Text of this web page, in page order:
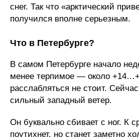
снег. Так что «арктический
получился вполне серьезным.
Что в Петербурге?
В самом Петербурге начало
менее терпимое — около
расслабляться не стоит.
сильный западный ветер.
Он буквально сбивает с ног. К
поутихнет, но станет заметно